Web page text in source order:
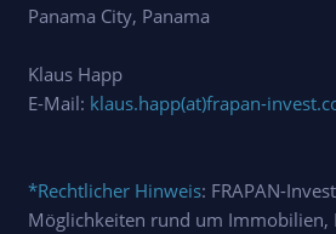
Panama City, Panama
Klaus Happ
E-Mail: klaus.happ(at)frapan-
*Rechtlicher Hinweis: FRAPAN-
Möglichkeiten rund um Immobilien,